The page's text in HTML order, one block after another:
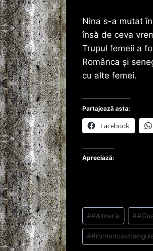
Nina s-a mutat
însă de ceva
Trupul femeii a
Românca și
cu alte femei.
Partajează asta:
Facebook
Apreciază:
Post
Tags:
##Almeria #
#